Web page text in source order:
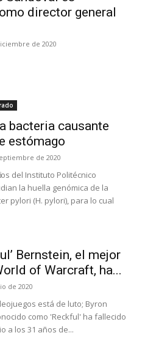
director general
de 2020
bacteria causante
estómago
de 2020
del Instituto Politécnico
la huella genómica de la
pylori (H. pylori), para lo cual
Bernstein, el mejor
of Warcraft, ha...
de 2020
está de luto; Byron
como 'Reckful' ha fallecido
a los 31 años de...